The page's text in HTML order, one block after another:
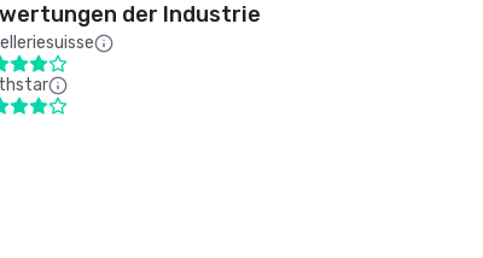
der Industrie